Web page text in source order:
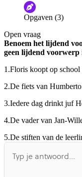
De audio is slecht
Informatie is onjuist
De docent is te
De uitleg gaat te
Afspelen werkte
Opgaven (3)
Open vraag
Benoem het lijdend
geen lijdend voorwerp
1.Floris koopt op school
2.De fiets van
3.Iedere dag drinkt juf
4.De vader van Jan-
5.De stiften van de